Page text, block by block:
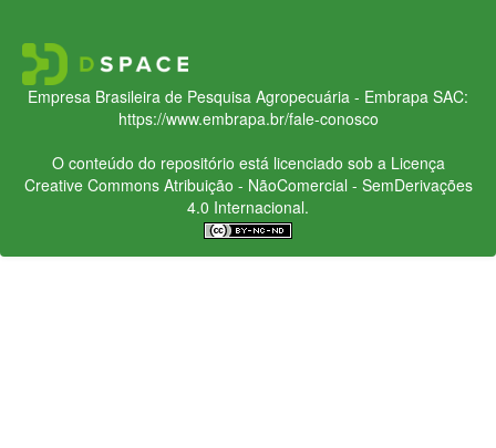
Empresa Brasileira de Pesquisa Agropecuária - Embrapa SAC:
https://www.embrapa.br/fale-conosco
O conteúdo do repositório está licenciado sob a Licença
Creative CommonsAtribuição - NãoComercial - SemDerivações
4.0 Internacional.